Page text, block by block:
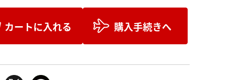
カートに入れる 購入手続きへ